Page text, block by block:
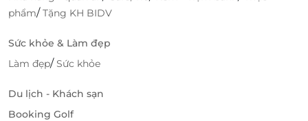
phẩm/Tặng KH BIDV
Sức khỏe & Làm đẹp
Làm đẹp/Sức khỏe
Du lịch - Khách sạn
Booking Golf